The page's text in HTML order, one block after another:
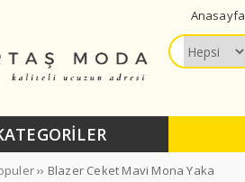
Anasayfa
›› Blazer Ceket Mavi Mona Yaka